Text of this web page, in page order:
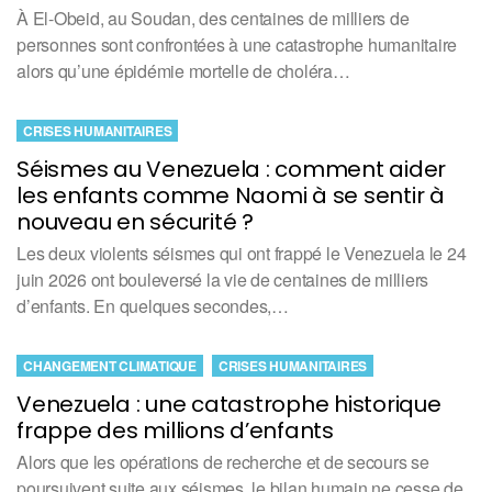
À El-Obeid, au Soudan, des centaines de milliers de
personnes sont confrontées à une catastrophe humanitaire
alors qu’une épidémie mortelle de choléra…
Séismes au Venezuela : comment aider
les enfants comme Naomi à se sentir à
nouveau en sécurité ?
CRISES HUMANITAIRES
Les deux violents séismes qui ont frappé le Venezuela le 24
juin 2026 ont bouleversé la vie de centaines de milliers
d’enfants. En quelques secondes,…
Venezuela : une catastrophe historique
frappe des millions d’enfants
CHANGEMENT CLIMATIQUE CRISES HUMANITAIRES
Alors que les opérations de recherche et de secours se